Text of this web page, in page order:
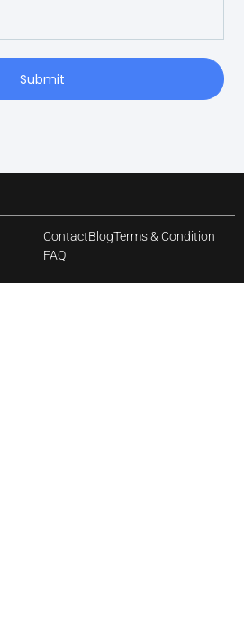
Submit
ContactBlogTerms & Condition
FAQ